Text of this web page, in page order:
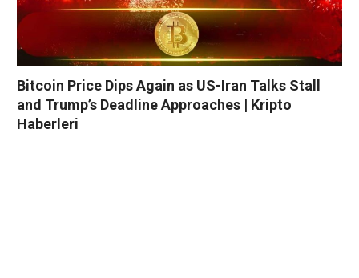
Bitcoin Price Dips Again as US-Iran Talks Stall
and Trump’s Deadline Approaches | Kripto
Haberleri